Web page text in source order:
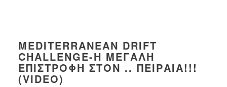
MEDITERRANEAN DRIFT
CHALLENGE-Η ΜΕΓΆΛΗ
ΕΠΙΣΤΡΟΦΉ ΣΤΟΝ .. ΠΕΙΡΑΙΆ!!!
(VIDEO)